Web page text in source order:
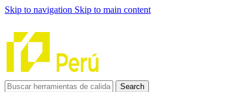
Skip to navigation Skip to main content
Search